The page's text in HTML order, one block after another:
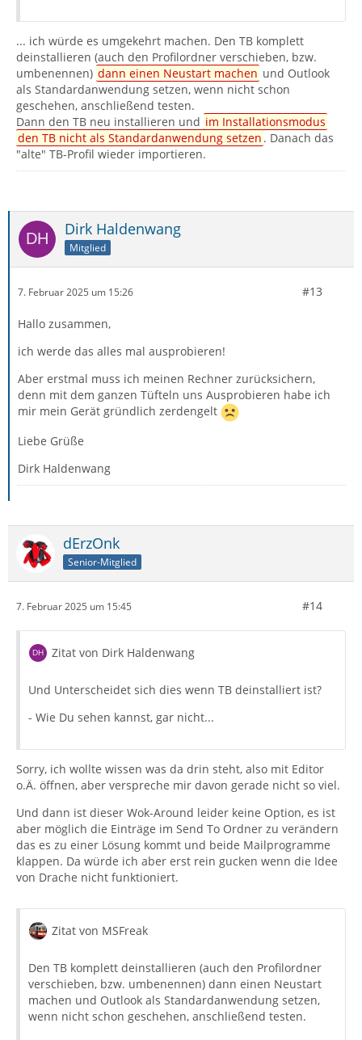
... ich würde es umgekehrt machen. Den TB komplett
deinstallieren (auch den Profilordner verschieben, bzw.
umbenennen) dann einen Neustart machen und Outlook
als Standardanwendung setzen, wenn nicht schon
geschehen, anschließend testen.
Dann den TB neu installieren und im Installationsmodus
den TB nicht als Standardanwendung setzen . Danach das
"alte" TB-Profil wieder importieren.
Dirk Haldenwang
Mitglied
7. Februar 2025 um 15:26 #13
Hallo zusammen,
ich werde das alles mal ausprobieren!
Aber erstmal muss ich meinen Rechner zurücksichern,
denn mit dem ganzen Tüfteln uns Ausprobieren habe ich
mir mein Gerät gründlich zerdengelt
Liebe Grüße
Dirk Haldenwang
dErzOnk
Senior-Mitglied
7. Februar 2025 um 15:45 #14
Zitat von Dirk Haldenwang
Und Unterscheidet sich dies wenn TB deinstalliert ist?
- Wie Du sehen kannst, gar nicht...
Sorry, ich wollte wissen was da drin steht, also mit Editor
o.Ä. öffnen, aber verspreche mir davon gerade nicht so viel.
Und dann ist dieser Wok-Around leider keine Option, es ist
aber möglich die Einträge im Send To Ordner zu verändern
das es zu einer Lösung kommt und beide Mailprogramme
klappen. Da würde ich aber erst rein gucken wenn die Idee
von Drache nicht funktioniert.
Zitat von MSFreak
Den TB komplett deinstallieren (auch den Profilordner
verschieben, bzw. umbenennen) dann einen Neustart
machen und Outlook als Standardanwendung setzen,
wenn nicht schon geschehen, anschließend testen.